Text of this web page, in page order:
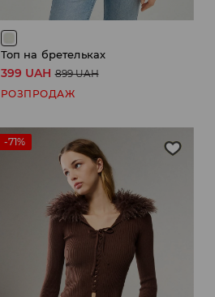
Топ на бретельках
399 UAH 899 UAH
РОЗПРОДАЖ
-71%